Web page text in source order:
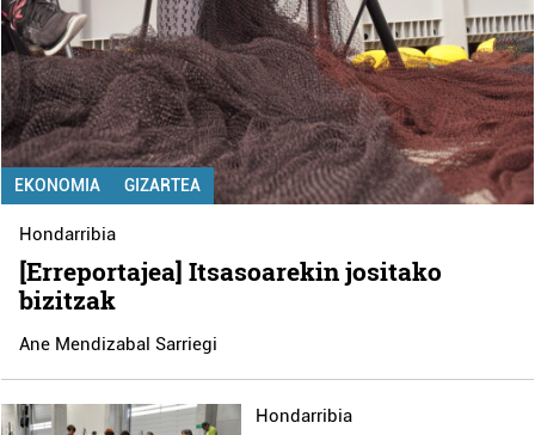
EKONOMIA GIZARTEA
Hondarribia
[Erreportajea] Itsasoarekin jositako
bizitzak
Ane Mendizabal Sarriegi
Hondarribia